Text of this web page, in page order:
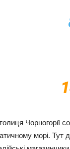
Чорногорії
морі. Тут